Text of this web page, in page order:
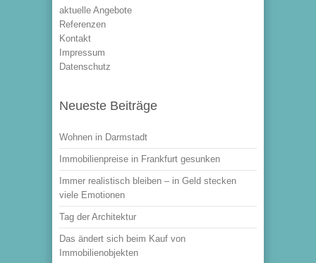
aktuelle Angebote
Referenzen
Kontakt
Impressum
Datenschutz
Neueste Beiträge
Wohnen in Darmstadt
Immobilienpreise in Frankfurt gesunken
Immer realistisch bleiben – in Geld stecken
viele Emotionen
Tag der Architektur
Das ändert sich beim Kauf von
Immobilienobjekten